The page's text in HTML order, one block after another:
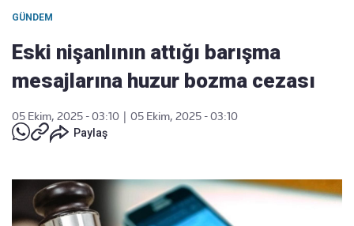
GÜNDEM
Eski nişanlının attığı barışma
mesajlarına huzur bozma cezası
05 Ekim, 2025 - 03:10
05 Ekim, 2025 - 03:10
Paylaş